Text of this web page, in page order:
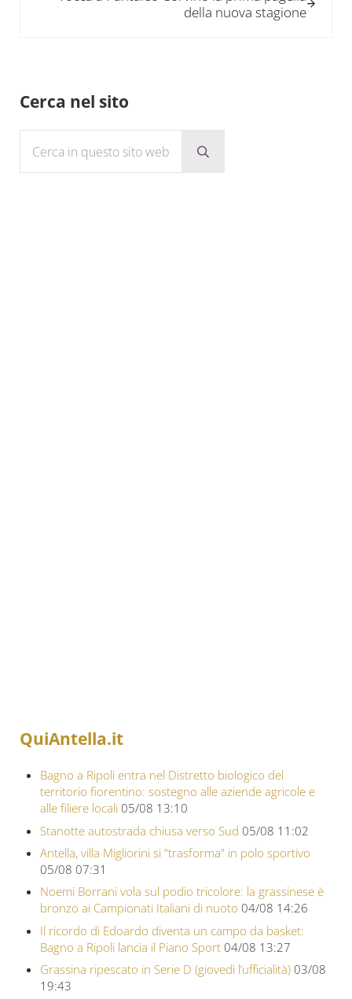
della nuova stagione
Sidebar
Cerca nel sito
Submit search
QuiAntella.it
Bagno a Ripoli entra nel Distretto biologico del
territorio fiorentino: sostegno alle aziende agricole e
alle filiere locali 05/08 13:10
Stanotte autostrada chiusa verso Sud 05/08 11:02
Antella, villa Migliorini si “trasforma” in polo sportivo
05/08 07:31
Noemi Borrani vola sul podio tricolore: la grassinese è
bronzo ai Campionati Italiani di nuoto 04/08 14:26
Il ricordo di Edoardo diventa un campo da basket:
Bagno a Ripoli lancia il Piano Sport 04/08 13:27
Grassina ripescato in Serie D (giovedì l’ufficialità) 03/08
19:43